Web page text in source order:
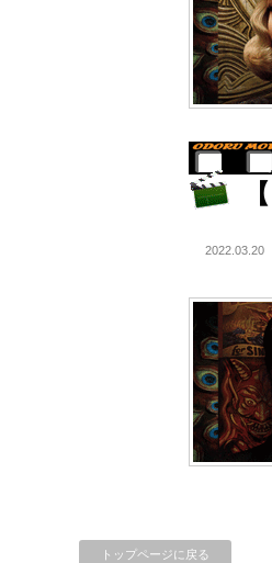
2022.03.20
トップページに戻る